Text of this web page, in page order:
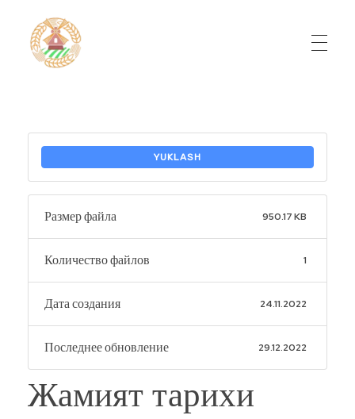
YUKLASH
Размер файла 950.17 KB
Количество файлов 1
Дата создания 24.11.2022
Последнее обновление 29.12.2022
Жамият тарихи